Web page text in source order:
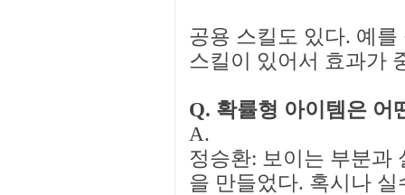
공용 스킬도 있다. 예
스킬이 있어서 효과가
Q. 확률형 아이템은 어
A.
정승환: 보이는 부분과
을 만들었다. 혹시나